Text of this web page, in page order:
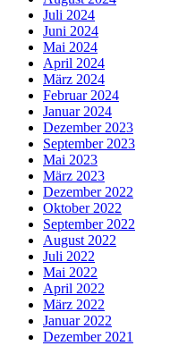
Juli 2024
Juni 2024
Mai 2024
April 2024
März 2024
Februar 2024
Januar 2024
Dezember 2023
September 2023
Mai 2023
März 2023
Dezember 2022
Oktober 2022
September 2022
August 2022
Juli 2022
Mai 2022
April 2022
März 2022
Januar 2022
Dezember 2021